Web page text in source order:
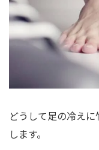
どうして足の冷え
します。